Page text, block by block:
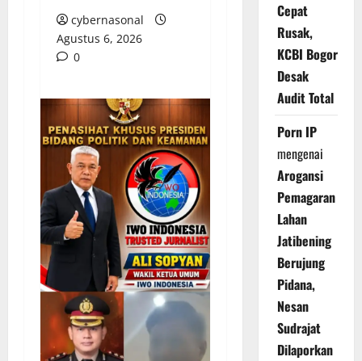
cybernasonal
Agustus 6, 2026
0
Cepat
Rusak,
KCBI Bogor
Desak
Audit Total
Porn IP
mengenai
Arogansi
Pemagaran
Lahan
Jatibening
Berujung
Pidana,
Nesan
Sudrajat
Dilaporkan